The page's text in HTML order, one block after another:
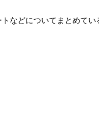
どについてまとめて